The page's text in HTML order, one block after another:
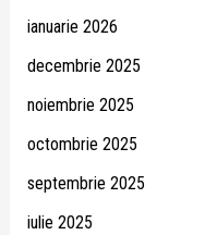
ianuarie 2026
decembrie 2025
noiembrie 2025
octombrie 2025
septembrie 2025
iulie 2025